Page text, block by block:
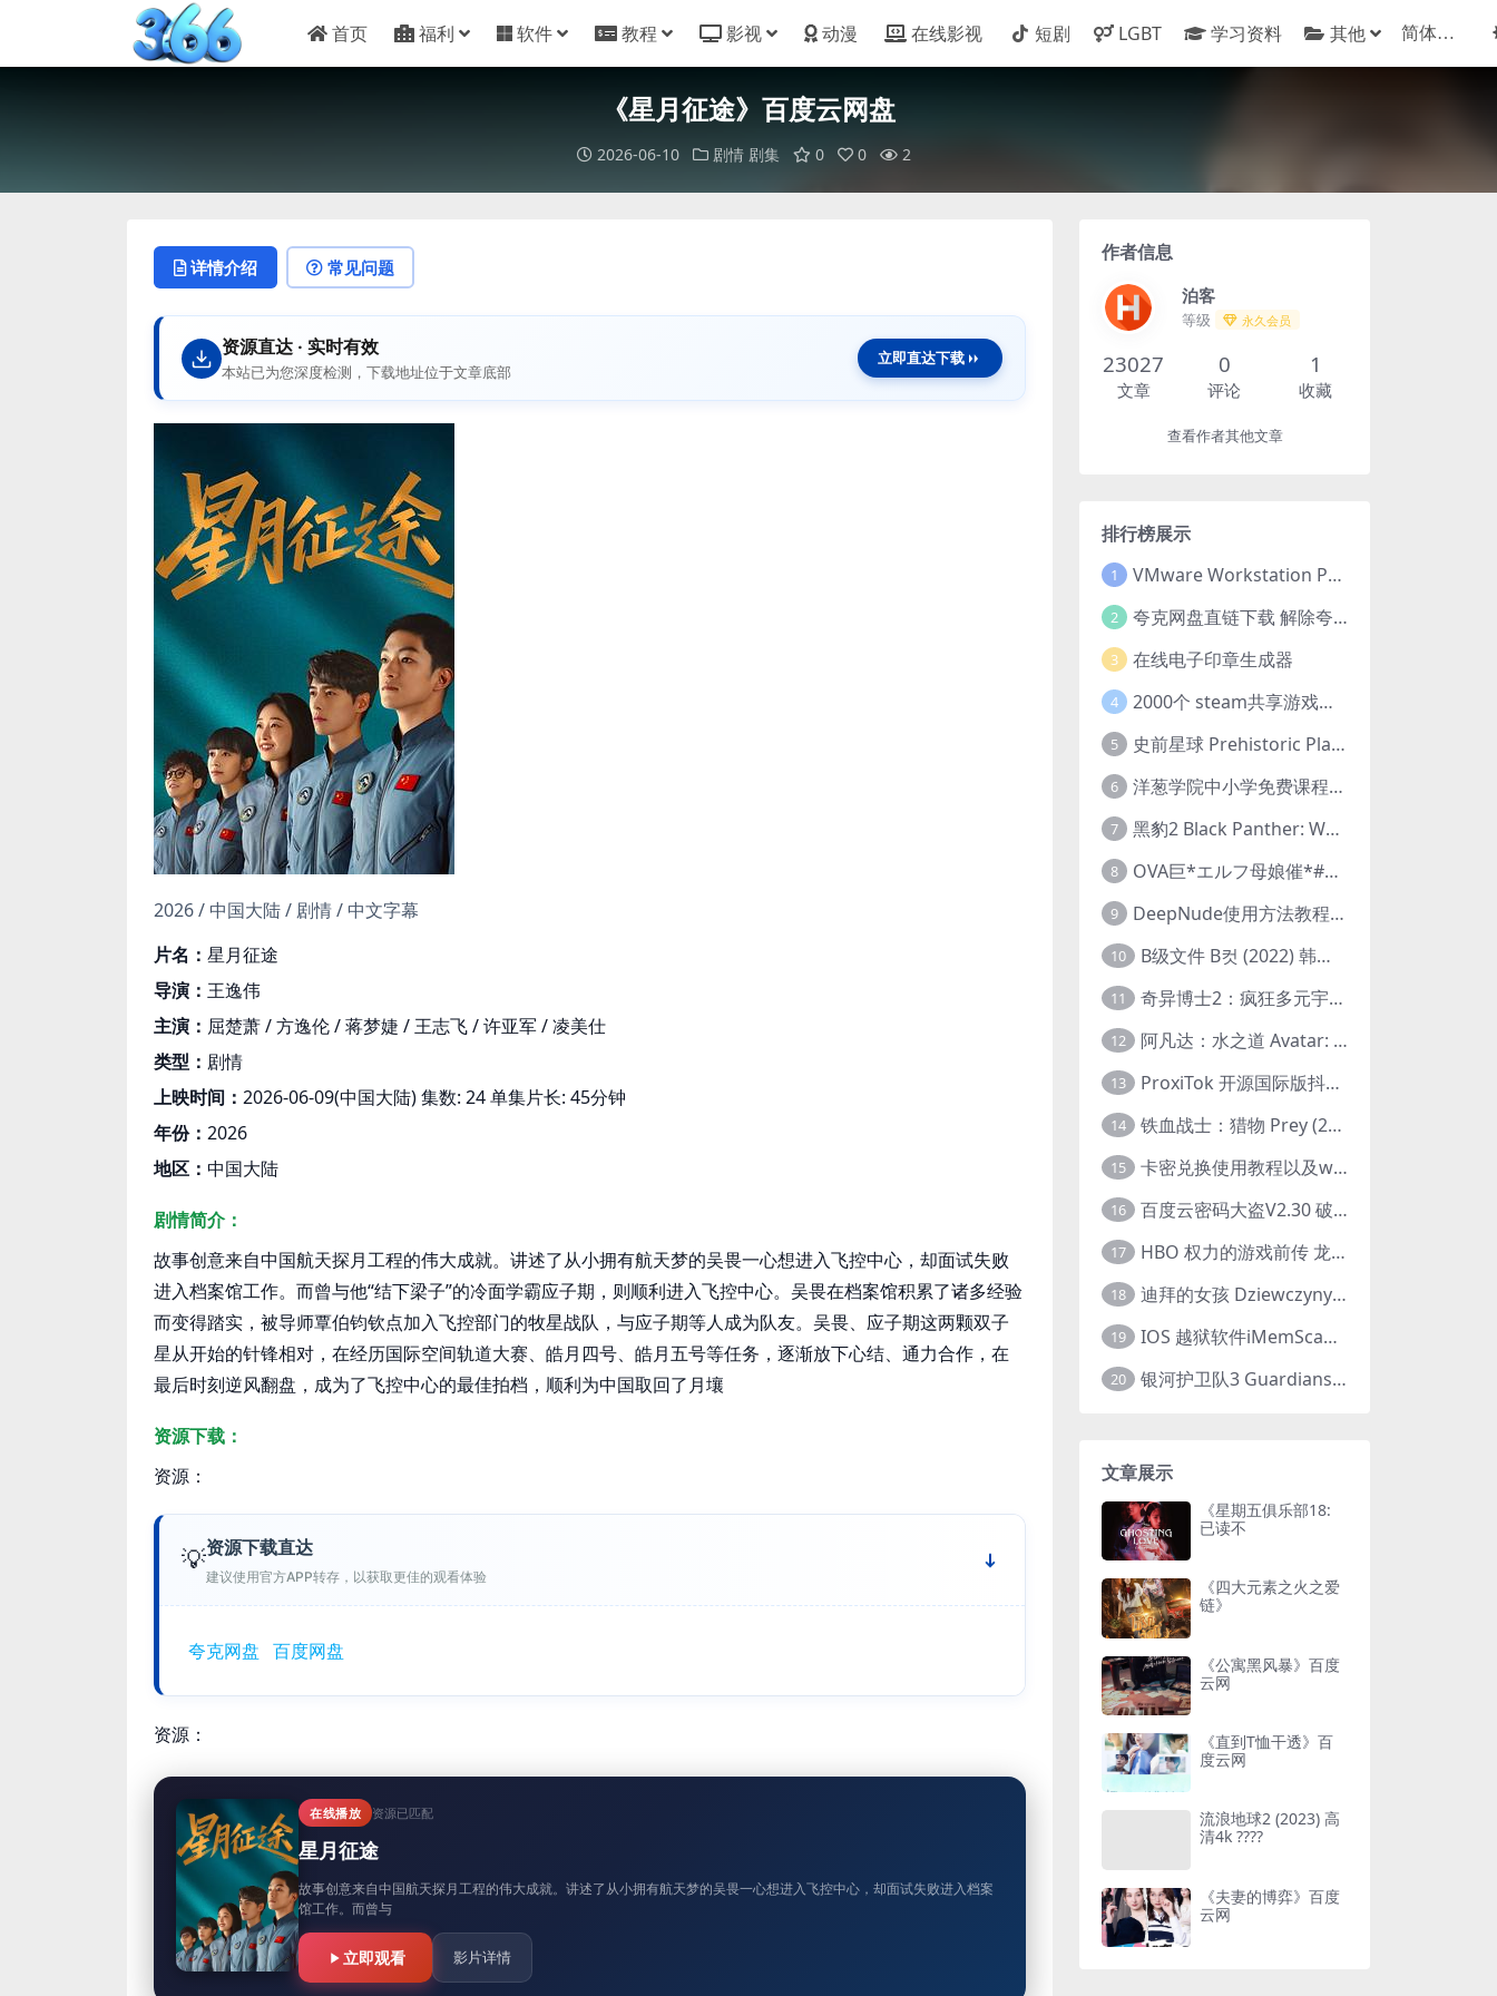
首页 福利 软件 教程 影视 动漫 在线影视 短剧 LGBT 学习资料 其他
《星月征途》百度云网盘
2026-06-10 剧情 剧集 0 0 2
详情介绍 常见问题
资源直达 · 实时有效
本站已为您深度检测，下载地址位于文章底部
立即直达下载
2026 / 中国大陆 / 剧情 / 中文字幕
片名： 星月征途
导演： 王逸伟
主演： 屈楚萧 / 方逸伦 / 蒋梦婕 / 王志飞 / 许亚军 / 凌美仕
类型： 剧情
上映时间： 2026-06-09(中国大陆) 集数: 24 单集片长: 45分钟
年份： 2026
地区： 中国大陆
剧情简介：
故事创意来自中国航天探月工程的伟大成就。讲述了从小拥有航天梦的吴畏一心想进入飞控中心，却面试失败
进入档案馆工作。而曾与他“结下梁子”的冷面学霸应子期，则顺利进入飞控中心。吴畏在档案馆积累了诸多经验
而变得踏实，被导师覃伯钧钦点加入飞控部门的牧星战队，与应子期等人成为队友。吴畏、应子期这两颗双子
星从开始的针锋相对，在经历国际空间轨道大赛、皓月四号、皓月五号等任务，逐渐放下心结、通力合作，在
最后时刻逆风翻盘，成为了飞控中心的最佳拍档，顺利为中国取回了月壤
资源下载：
资源：
💡资源下载直达
建议使用官方APP转存，以获取更佳的观看体验
夸克网盘 百度网盘
资源：
在线播放 资源已匹配
星月征途
故事创意来自中国航天探月工程的伟大成就。讲述了从小拥有航天梦的吴畏一心想进入飞控中心，却面试失败进入档案
馆工作。而曾与
立即观看 影片详情
作者信息
泊客
等级 永久会员
23027
文章
0
评论
1
收藏
查看作者其他文章
排行榜展示
1 VMware Workstation Pro 16 永久激活密钥(序列号)
2 夸克网盘直链下载 解除夸克网盘下载限制 油猴脚本
3 在线电子印章生成器
4 2000个 steam共享游戏账号 离线steam账号分享
5 史前星球 Prehistoric Planet (2022) 中字 1080p 高清 阿里云盘 2022.5.27已更新全集
6 洋葱学院中小学免费课程集合 云盘下载
7 黑豹2 Black Panther: Wakanda Forever (2022) 高清版
8 OVA巨*エルフ母娘催*#1エルフの国を蹂*する男。汚された女王と姫
9 DeepNude使用方法教程FAQ
10 B级文件 B컷 (2022) 韩国大尺度剧情电影 1080P 中字
11 奇异博士2：疯狂多元宇宙 Doctor Strange in the Multiverse of Madness (2022) 高清版1080p
12 阿凡达：水之道 Avatar: The Way of Water (2022) 1080p 2k 4k 中文字幕
13 ProxiTok 开源国际版抖音TikTok网页版 国内网络直连
14 铁血战士：猎物 Prey (2022) 中英字幕 1080P
15 卡密兑换使用教程以及windows使用教程
16 百度云密码大盗V2.30 破解分享链接提取码
17 HBO 权力的游戏前传 龙之家族 House of the Dragon (2022) 中字 1080P 更新4集
18 迪拜的女孩 Dziewczyny z Dubaju (2021) 1080P 中字
19 IOS 越狱软件iMemScan version1.2.6 游戏内存修改器
20 银河护卫队3 Guardians of the Galaxy Vol. 3 (2023)4K高清资源1080p只分享精品
文章展示
《星期五俱乐部18:
已读不
《四大元素之火之爱
链》
《公寓黑风暴》百度
云网
《直到T恤干透》百
度云网
流浪地球2 (2023) 高
清4k ????
《夫妻的博弈》百度
云网